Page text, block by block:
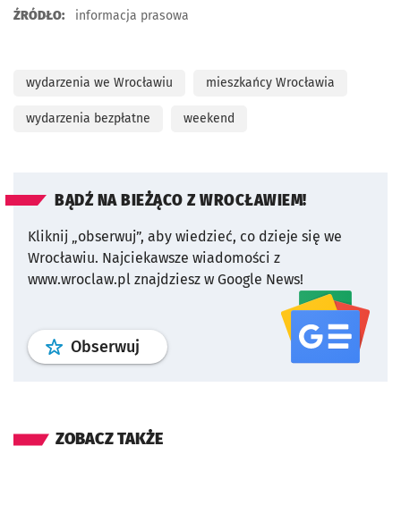
ŹRÓDŁO: informacja prasowa
wydarzenia we Wrocławiu mieszkańcy Wrocławia
wydarzenia bezpłatne weekend
BĄDŹ NA BIEŻĄCO Z WROCŁAWIEM!
Kliknij „obserwuj”, aby wiedzieć, co dzieje się we
Wrocławiu. Najciekawsze wiadomości z
www.wroclaw.pl znajdziesz w Google News!
Obserwuj profil serwisu
ZOBACZ TAKŻE